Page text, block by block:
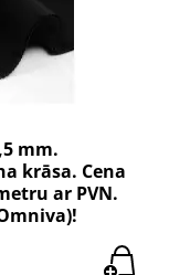
mm.
krāsa. Cena
ar PVN.